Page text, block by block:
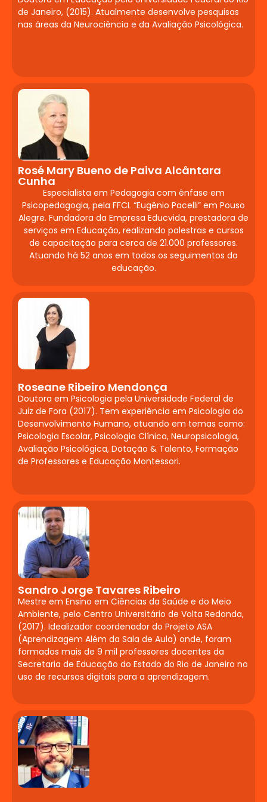
Posicionamento e comunicação para
Criatividade e insights para modelagem
de negócio.
Gerontologia Aplicada
à
Neuropsicopedagogia
Características das doenças
degenerativas. Demência
frontotemporal. Causas do
esquecimento. Fases da doença.
Estimulação cognitiva e intervenção.
Supervisionado em
Neuropsicopedagogia
Clínica
Avaliação diagnóstica e intervenção.
Etapas: Contrato, Entrevista Inicial,
Anamnese, Devolutiva e Relatório.
Aplicação de Provas Operatórias e testes
psicométricos: Torre de Hanói (ToH),
Cubos de Corsi, Torre de Londres (TOL),
Atenção por Cancelamento e Trilhas.
Funções executivas: atenção, controle
inibitório e memória de trabalho. Práticas
Cerebral, Síndrome de Down e TPAC.
MTP II / Seminário de
Conclusão de Curso
Desafios da Neuropsicopedagogia clínica
e institucional. Atitude investigativa.
Elaboração de Plano de Intervenção a
partir do projeto de pesquisa. Critérios de
avaliação e seminário de apresentação.
de Janeiro, (2015). Atualmente desenvolve pesquisas
nas áreas da Neurociência e da Avaliação Psicológica.
Rosé Mary Bueno de Paiva Alcântara
Cunha
Especialista em Pedagogia com ênfase em
Psicopedagogia, pela FFCL “Eugênio Pacelli” em Pouso
Alegre. Fundadora da Empresa Educvida, prestadora de
serviços em Educação, realizando palestras e cursos
de capacitação para cerca de 21.000 professores.
Atuando há 52 anos em todos os seguimentos da
educação.
Roseane Ribeiro Mendonça
Doutora em Psicologia pela Universidade Federal de
Juiz de Fora (2017). Tem experiência em Psicologia do
Desenvolvimento Humano, atuando em temas como:
Psicologia Escolar, Psicologia Clínica, Neuropsicologia,
Avaliação Psicológica, Dotação & Talento, Formação
de Professores e Educação Montessori.
Sandro Jorge Tavares Ribeiro
Mestre em Ensino em Ciências da Saúde e do Meio
Ambiente, pelo Centro Universitário de Volta Redonda,
(2017). Idealizador coordenador do Projeto ASA
(Aprendizagem Além da Sala de Aula) onde, foram
formados mais de 9 mil professores docentes da
Secretaria de Educação do Estado do Rio de Janeiro no
uso de recursos digitais para a aprendizagem.